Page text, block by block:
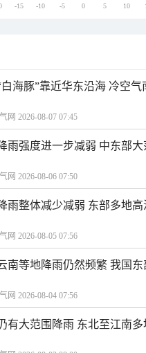
-15 -10 -5 0 5 10
白海豚”靠近华东沿海 冷空
网 2026-08-07 07:45
雨强度进一步减弱 中东部
网 2026-08-06 07:50
雨整体减少减弱 东部多地
网 2026-08-05 07:56
南等地降雨仍然频繁 我国
网 2026-08-04 07:56
有大范围降雨 东北至江南